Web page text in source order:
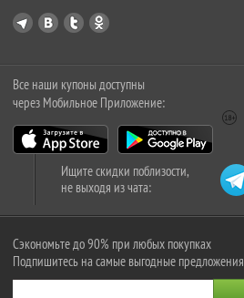
Все наши купоны доступны
через Мобильное Приложение:
Ищите скидки поблизости,
не выходя из чата:
Сэкономьте до 90% при любых покупках
Подпишитесь на самые выгодные предложения